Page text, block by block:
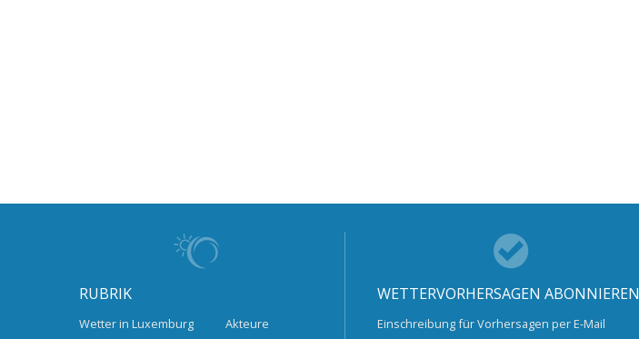
RUBRIK
Wetter in Luxemburg
Akteure
WETTERVORHERSAGEN ABONNIEREN
Einschreibung für Vorhersagen per E-Mail